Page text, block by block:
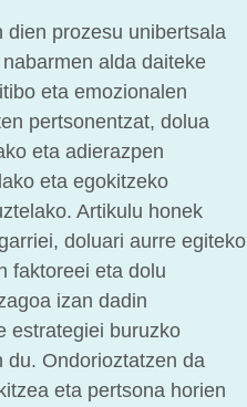
prozesu unibertsala
alda daiteke
eta emozionalen
pertsonentzat, dolua
eta adierazpen
eta egokitzeko
Artikulu honek
doluari aurre egiteko
faktoreei eta dolu
izan dadin
estrategiei buruzko
du. Ondorioztatzen da
eta pertsona horien